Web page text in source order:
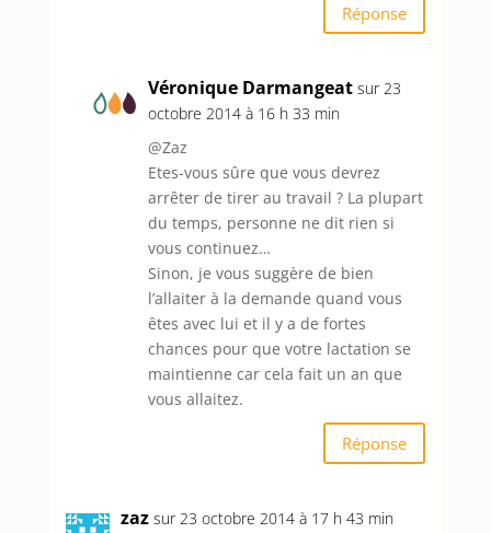
Réponse
Véronique Darmangeat sur 23
octobre 2014 à 16 h 33 min
@Zaz
Etes-vous sûre que vous devrez
arrêter de tirer au travail ? La plupart
du temps, personne ne dit rien si
vous continuez…
Sinon, je vous suggère de bien
l’allaiter à la demande quand vous
êtes avec lui et il y a de fortes
chances pour que votre lactation se
maintienne car cela fait un an que
vous allaitez.
Réponse
zaz sur 23 octobre 2014 à 17 h 43 min